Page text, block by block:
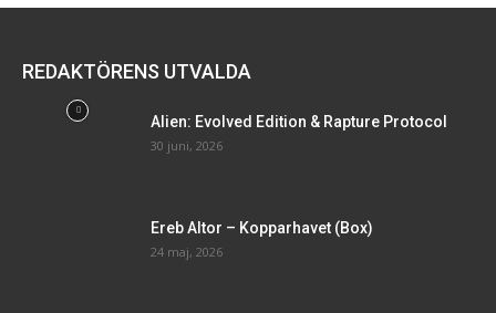
REDAKTÖRENS UTVALDA
Alien: Evolved Edition & Rapture Protocol
30 juni, 2026
Ereb Altor – Kopparhavet (Box)
24 maj, 2026